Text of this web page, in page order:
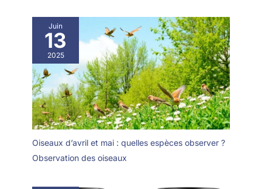
Juin
13
2025
Oiseaux d’avril et mai : quelles espèces observer ?
Observation des oiseaux